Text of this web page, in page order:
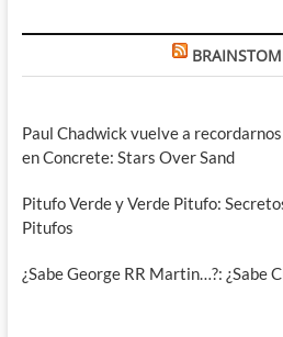
Paul Chadwick vuelve a
en Concrete: Stars Over Sand
Pitufo Verde y Verde Pitufo:
Pitufos
¿Sabe George RR Martin…?: ¿Sabe